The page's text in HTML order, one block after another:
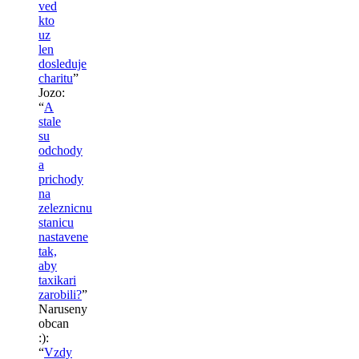
ved
kto
uz
len
dosleduje
charitu”
Jozo:
“A
stale
su
odchody
a
prichody
na
zeleznicnu
stanicu
nastavene
tak,
aby
taxikari
zarobili?”
Naruseny
obcan
:):
“Vzdy